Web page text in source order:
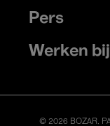
Pers
Werken
© 2026 BOZAR.